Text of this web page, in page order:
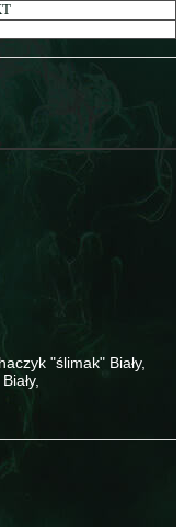
"ślimak" Biały,